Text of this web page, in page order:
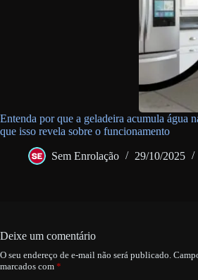
Entenda por que a geladeira acumula água
que isso revela sobre o funcionamento
Sem Enrolação 29/10/2025
Deixe um comentário
O seu endereço de e-mail não será publicado.
marcados com *